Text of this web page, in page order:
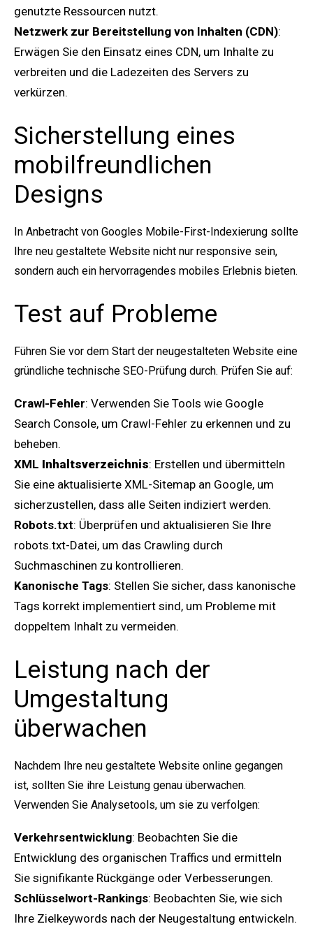
genutzte Ressourcen nutzt.
Netzwerk zur Bereitstellung von Inhalten (CDN):
Erwägen Sie den Einsatz eines CDN, um Inhalte zu
verbreiten und die Ladezeiten des Servers zu
verkürzen.
Sicherstellung eines
mobilfreundlichen
Designs
In Anbetracht von Googles Mobile-First-Indexierung sollte
Ihre neu gestaltete Website nicht nur responsive sein,
sondern auch ein hervorragendes mobiles Erlebnis bieten.
Test auf Probleme
Führen Sie vor dem Start der neugestalteten Website eine
gründliche technische SEO-Prüfung durch. Prüfen Sie auf:
Crawl-Fehler: Verwenden Sie Tools wie Google
Search Console, um Crawl-Fehler zu erkennen und zu
beheben.
XML Inhaltsverzeichnis: Erstellen und übermitteln
Sie eine aktualisierte XML-Sitemap an Google, um
sicherzustellen, dass alle Seiten indiziert werden.
Robots.txt: Überprüfen und aktualisieren Sie Ihre
robots.txt-Datei, um das Crawling durch
Suchmaschinen zu kontrollieren.
Kanonische Tags: Stellen Sie sicher, dass kanonische
Tags korrekt implementiert sind, um Probleme mit
doppeltem Inhalt zu vermeiden.
Leistung nach der
Umgestaltung
überwachen
Nachdem Ihre neu gestaltete Website online gegangen
ist, sollten Sie ihre Leistung genau überwachen.
Verwenden Sie Analysetools, um sie zu verfolgen:
Verkehrsentwicklung: Beobachten Sie die
Entwicklung des organischen Traffics und ermitteln
Sie signifikante Rückgänge oder Verbesserungen.
Schlüsselwort-Rankings: Beobachten Sie, wie sich
Ihre Zielkeywords nach der Neugestaltung entwickeln.